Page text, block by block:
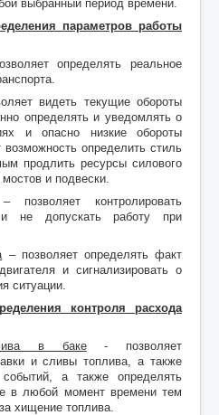
выбранный период времени.
параметров работы
определять реальное
видеть текущие обороты
определять и уведомлять о
и опасно низкие обороты
определить стиль
продлить ресурсы силового
и подвески.
позволяет контролировать
и не допускать работу при
– позволяет определять факт
и сигнализировать о
ситуации.
контроля расхода
в баке- позволяет
и сливы топлива, а также
а также определять
в любой момент времени тем
хищение топлива.